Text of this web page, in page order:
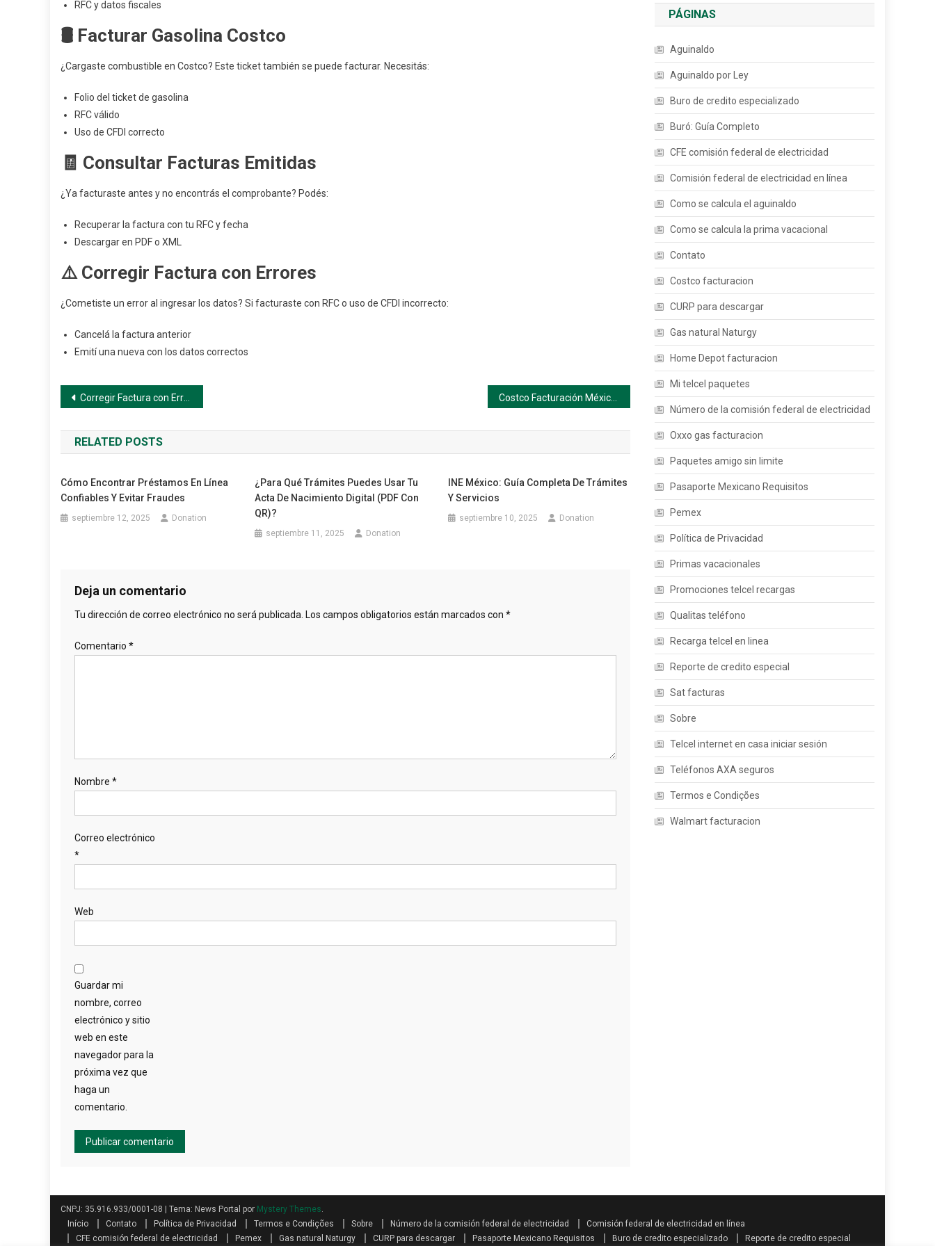
RFC y datos fiscales
🛢️ Facturar Gasolina Costco
¿Cargaste combustible en Costco? Este ticket también se puede facturar. Necesitás:
Folio del ticket de gasolina
RFC válido
Uso de CFDI correcto
🧾 Consultar Facturas Emitidas
¿Ya facturaste antes y no encontrás el comprobante? Podés:
Recuperar la factura con tu RFC y fecha
Descargar en PDF o XML
⚠️ Corregir Factura con Errores
¿Cometiste un error al ingresar los datos? Si facturaste con RFC o uso de CFDI incorrecto:
Cancelá la factura anterior
Emití una nueva con los datos correctos
Navegación
de
entradas
Corregir Factura con Errores
RELATED POSTS
Cómo Encontrar Préstamos En Línea
Confiables Y Evitar Fraudes
septiembre 12, 2025 Donation
¿Para Qué Trámites Puedes Usar Tu
Acta De Nacimiento Digital (PDF Con
QR)?
septiembre 11, 2025 Donation
INE México: Guía Completa De Trámites
Y Servicios
septiembre 10, 2025 Donation
Deja un comentario
Tu dirección de correo electrónico no será publicada. Los campos obligatorios están marcados con *
Comentario *
Nombre *
Correo electrónico
*
Web
Guardar mi
nombre, correo
electrónico y sitio
web en este
navegador para la
próxima vez que
haga un
comentario.
PÁGINAS
Aguinaldo
Aguinaldo por Ley
Buro de credito especializado
Buró: Guía Completo
CFE comisión federal de electricidad
Comisión federal de electricidad en línea
Como se calcula el aguinaldo
Como se calcula la prima vacacional
Contato
Costco facturacion
CURP para descargar
Gas natural Naturgy
Home Depot facturacion
Mi telcel paquetes
Número de la comisión federal de electricidad
Oxxo gas facturacion
Paquetes amigo sin limite
Pasaporte Mexicano Requisitos
Pemex
Política de Privacidad
Primas vacacionales
Promociones telcel recargas
Qualitas teléfono
Recarga telcel en linea
Reporte de credito especial
Sat facturas
Sobre
Telcel internet en casa iniciar sesión
Teléfonos AXA seguros
Termos e Condições
Walmart facturacion
CNPJ: 35.916.933/0001-08 Tema: News Portal por Mystery Themes.
Início
Contato Política de Privacidad Termos e Condições Sobre Número de la comisión federal de electricidad
Comisión federal de electricidad en línea
CFE comisión federal de electricidad
Pemex Gas natural Naturgy CURP para descargar Pasaporte Mexicano Requisitos Buro de credito especializado Reporte de credito especial